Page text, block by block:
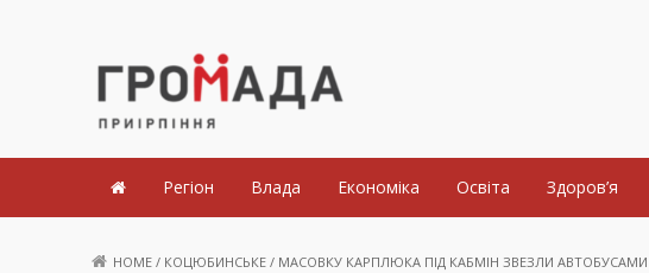
Громада Приірпіння
Регіон Влада Економіка Освіта Здоров’я
HOME / КОЦЮБИНСЬКЕ / МАСОВКУ КАРПЛЮКА ПІД КАБМІН ЗВЕЗЛИ АВТОБУСАМИ